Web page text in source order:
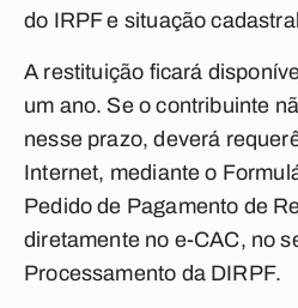
do IRPF e situação
A restituição ficará
um ano. Se o contribuinte
nesse prazo, deverá
Internet, mediante o
Pedido de Pagamento de
diretamente no e-CAC, no
Processamento da DIRPF.